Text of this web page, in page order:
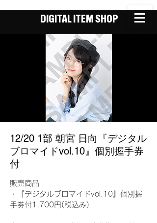
DIGITAL ITEM SHOP
12/20 1部 朝宮 日向『デジタル
ブロマイドvol.10』個別握手券
付
販売商品
・『デジタルブロマイドvol.10』個別握
手券付1,700円(税込み)